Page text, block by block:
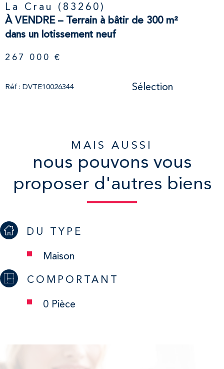
La Crau (83260)
À VENDRE – Terrain à bâtir de 300 m²
dans un lotissement neuf
267 000 €
Réf : DVTE10026344 Sélection
MAIS AUSSI
nous pouvons vous
proposer d'autres biens
DU TYPE
Maison
COMPORTANT
0 Pièce